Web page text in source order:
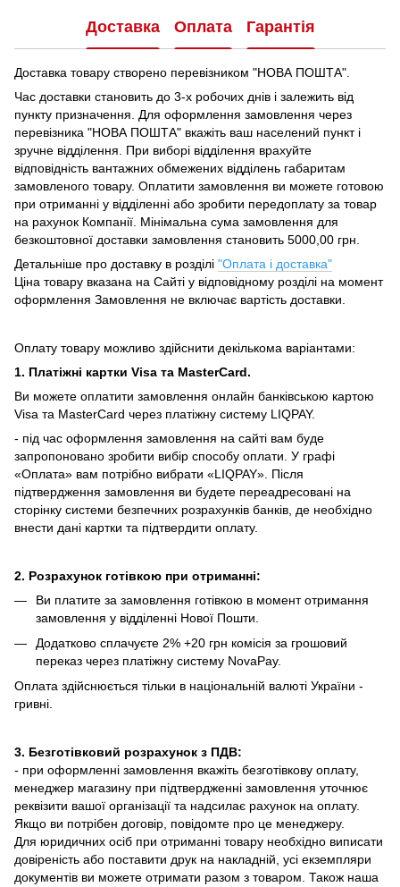
Доставка Оплата Гарантія
Доставка товару створено перевізником "НОВА ПОШТА".
Час доставки становить до 3-х робочих днів і залежить від
пункту призначення. Для оформлення замовлення через
перевізника "НОВА ПОШТА" вкажіть ваш населений пункт і
зручне відділення.
При виборі відділення врахуйте
відповідність вантажних обмежених відділень габаритам
замовленого товару. Оплатити замовлення ви можете готовою
при отриманні у відділенні або зробити передоплату за товар
на рахунок Компанії. Мінімальна сума замовлення для
безкоштовної доставки замовлення становить 5000,00 грн.
Детальніше про доставку в розділі "Оплата і доставка"
Ціна товару вказана на Сайті у відповідному розділі на момент
оформлення Замовлення не включає вартість доставки.
Оплату товару можливо здійснити декількома варіантами:
1. Платіжні картки Visa та MasterCard.
Ви можете оплатити замовлення онлайн банківською картою
Visa та MasterCard через платіжну систему LIQPAY.
- під час оформлення замовлення на сайті вам буде
запропоновано зробити вибір способу оплати. У графі
«Оплата» вам потрібно вибрати «LIQPAY». Після
підтвердження замовлення ви будете переадресовані на
сторінку системи безпечних розрахунків банків, де необхідно
внести дані картки та підтвердити оплату.
2. Розрахунок готівкою при отриманні:
Ви платите за замовлення готівкою в момент отримання
замовлення у відділенні Нової Пошти.
Додатково сплачуєте 2% +20 грн комісія за грошовий
переказ через платіжну систему NovaPay.
Оплата здійснюється тільки в національній валюті України -
гривні.
3. Безготівковий розрахунок з ПДВ:
- при оформленні замовлення вкажіть безготівкову оплату,
менеджер магазину при підтвердженні замовлення уточнює
реквізити вашої організації та надсилає рахунок на оплату.
Якщо ви потрібен договір, повідомте про це менеджеру.
Для юридичних осіб при отриманні товару необхідно виписати
довіреність або поставити друк на накладній, усі екземпляри
документів ви можете отримати разом з товаром. Також наша